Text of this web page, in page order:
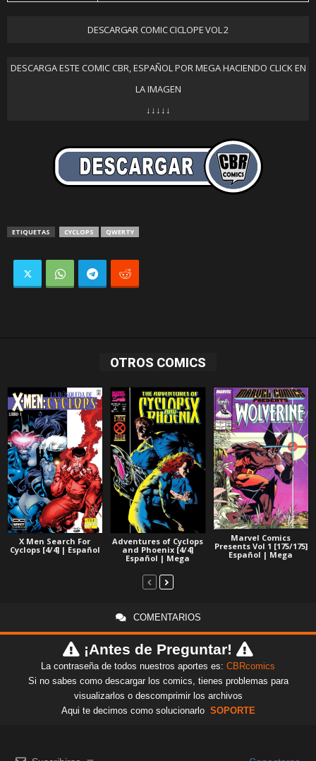
DESCARGAR COMIC CICLOPE VOL 2
DESCARGA ESTE COMIC CBR, ESPAÑOL POR MEGA HACIENDO CLICK EN
LA IMAGEN
↓↓↓↓↓
ETIQUETAS CYCLOPS QWERTY
OTROS COMICS
X Men Search For
Cyclops [4/4] | Español
Adventures of Cyclops
and Phoenix [4/4]
Español | Mega
Marvel Comics
Presents Vol 1 [175/175]
Español | Mega
COMENTARIOS
¡Antes de Preguntar!
La contraseña de todos nuestros aportes es: CBRcomics
Si no sabes como descargar los comics, tienes problemas para
visualizarlos o descomprimir los archivos
Aqui te decimos como solucionarlo SOPORTE